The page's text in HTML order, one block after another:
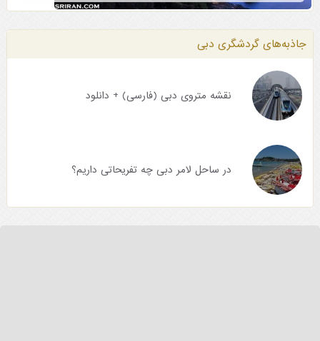
جاذبه‌های گردشگری دبی
نقشه متروی دبی (فارسی) + دانلود
در ساحل لامر دبی چه تفریحاتی داریم؟